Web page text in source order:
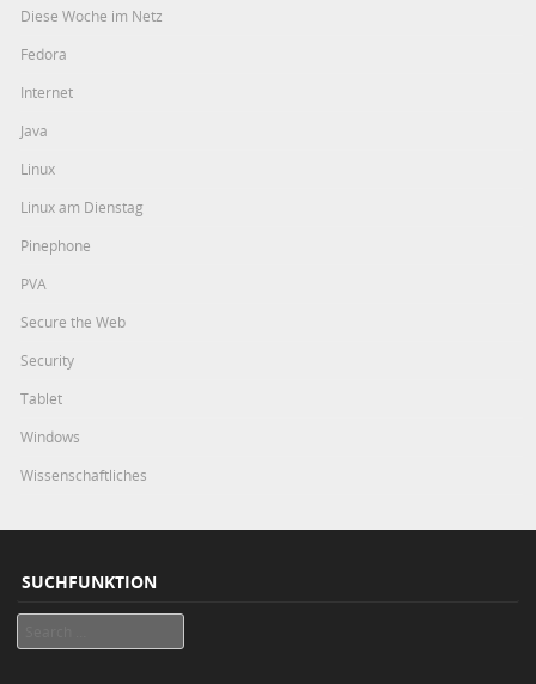
Diese Woche im Netz
Fedora
Internet
Java
Linux
Linux am Dienstag
Pinephone
PVA
Secure the Web
Security
Tablet
Windows
Wissenschaftliches
SUCHFUNKTION